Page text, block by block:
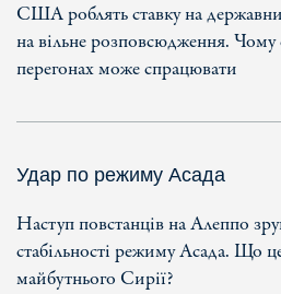
США роблять ставку на
на вільне розповсюдження. Чому
перегонах може спрацювати
Удар по режиму Асада
Наступ повстанців на Алеппо
стабільності режиму Асада. Що
майбутнього Сирії?